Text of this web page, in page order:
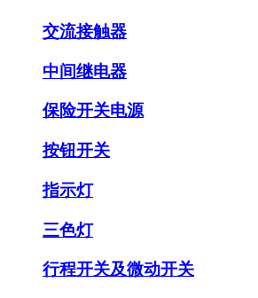
交流接触器
中间继电器
保险开关电源
按钮开关
指示灯
三色灯
行程开关及微动开关